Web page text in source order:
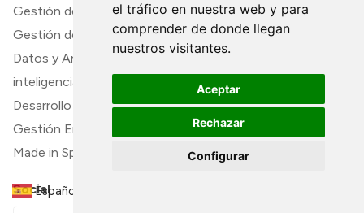
el tráfico en nuestra web y para
comprender de donde llegan
nuestros visitantes.
Aceptar
Rechazar
Configurar
Español
Gestión de Proyectos y Productividad
Gestión de Contenido y Documentación
Datos y Análisis
inteligencia artifical
Desarrollo y TI
Gestión Empresarial y Finanzas
Made in Spain
Social